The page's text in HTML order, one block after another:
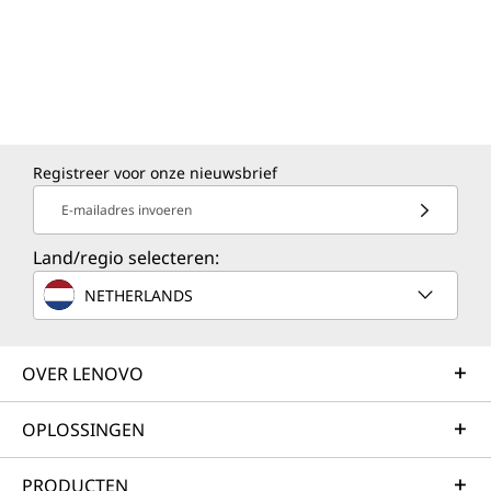
Betrouwbaar
Overleeft het
ondenkbare
We maken gebruik van de MIL-STD 810 H-
Registreer voor onze nieuwsbrief
E-mailadres invoeren
Land/regio selecteren:
NETHERLANDS
OVER LENOVO
OPLOSSINGEN
PRODUCTEN